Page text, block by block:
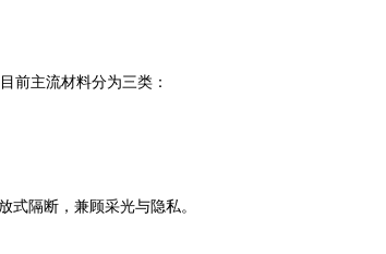
前主流材料分为三类：
式隔断，兼顾采光与隐私。